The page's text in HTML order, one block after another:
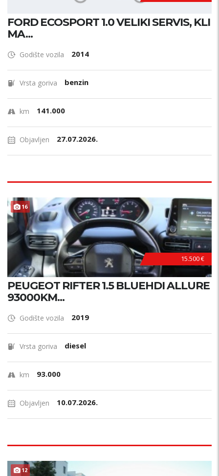
FORD ECOSPORT 1.0 VELIKI SERVIS, KLI
MA...
Godište vozila 2014
Vrsta goriva benzin
km 141.000
Objavljen 27.07.2026.
16
15.500 €
PEUGEOT RIFTER 1.5 BLUEHDI ALLURE
93000KM...
Godište vozila 2019
Vrsta goriva diesel
km 93.000
Objavljen 10.07.2026.
12